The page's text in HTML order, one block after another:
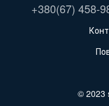
+380(67) 458-
© 2023